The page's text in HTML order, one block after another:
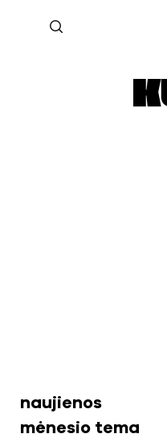
naujienos
mėnesio tema